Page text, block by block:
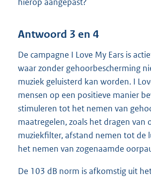
Antwoord 3 en 4
De campagne I Love My Ears is
waar zonder gehoorbescherming
muziek geluisterd kan worden. I
mensen op een positieve manier
stimuleren tot het nemen van
maatregelen, zoals het dragen van
muziekfilter, afstand nemen tot de
het nemen van zogenaamde
De 103 dB norm is afkomstig uit